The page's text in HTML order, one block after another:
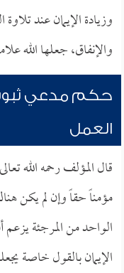
وزيادة الإيمان عند
والإنفاق، جعلها الله
حكم مدعي ثبوت
العمل
قال المؤلف رحمه الله
مؤمناً حقاً وإن لم يكن
الواحد من المرجئة
الإيمان بالقول خاصة